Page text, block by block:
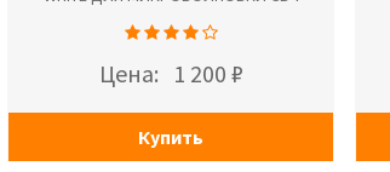
Цена: 1 200 ₽
Купить